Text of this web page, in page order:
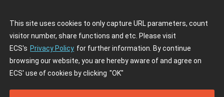
This site uses cookies to only capture URL parameters, count
visitor number, share functions and etc. Please visit
ECS's Privacy Policy for further information. By continue
browsing our website, you are hereby aware of and agree on
ECS' use of cookies by clicking "OK"